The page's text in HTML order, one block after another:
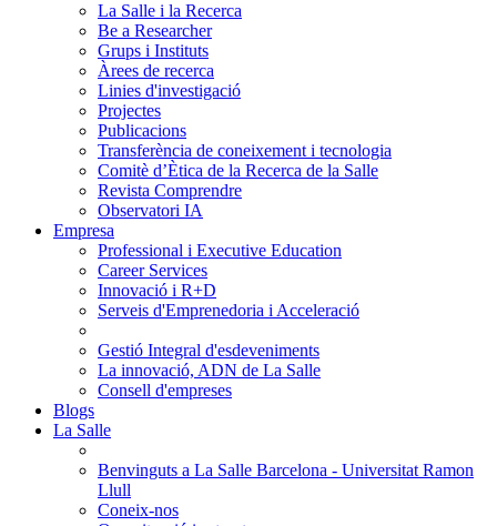
La Salle i la Recerca
Be a Researcher
Grups i Instituts
Àrees de recerca
Linies d'investigació
Projectes
Publicacions
Transferència de coneixement i tecnologia
Comitè d’Ètica de la Recerca de la Salle
Revista Comprendre
Observatori IA
Empresa
Professional i Executive Education
Career Services
Innovació i R+D
Serveis d'Emprenedoria i Acceleració
Gestió Integral d'esdeveniments
La innovació, ADN de La Salle
Consell d'empreses
Blogs
La Salle
Benvinguts a La Salle Barcelona - Universitat Ramon
Llull
Coneix-nos